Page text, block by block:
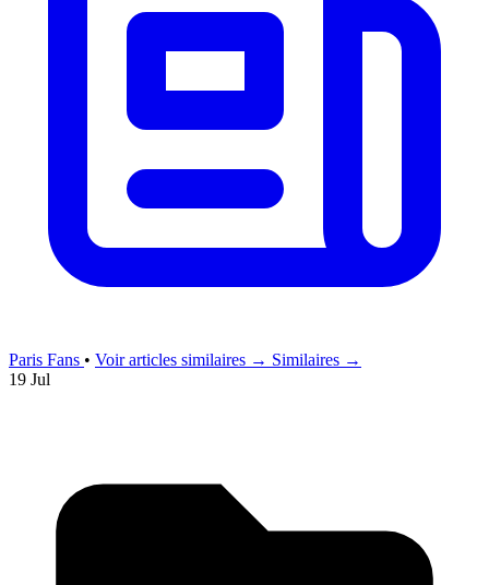
Paris Fans • Voir articles similaires → Similaires →
19 Jul